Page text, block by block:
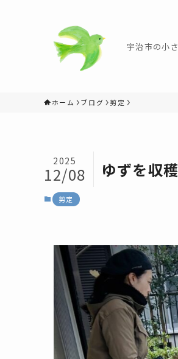
宇治市の小
ホーム ブログ 剪定
ゆずを収
2025
12/08
剪定